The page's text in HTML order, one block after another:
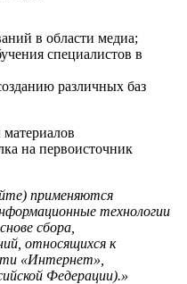
в области медиа;
специалистов в
различных баз
на первоисточник
применяются
технологии
сбора,
относящихся к
«Интернет»,
Федерации).»